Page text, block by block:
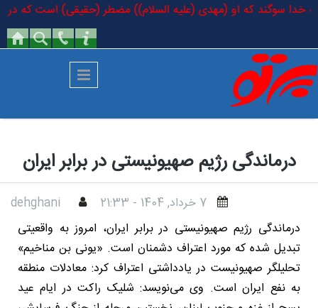
رفتن به محتوای اصلی
به خدا سوگند که او (مهدی (علیه السلام)) مضطر (حقیقی) است که در
درماندگی رژیم صهیونیستی در برابر ایران
7 خرداد, 1404 - 21:33
dehghani
درماندگی رژیم صهیونیستی در برابر ایران، امروز به واقعیتی
تبدیل شده که مورد اعتراف دشمنان است. «یونی بن مناخیم»
تحلیلگر صهیونیست در یادداشتی اعتراف کرد: معادلات منطقه
به نفع ایران است. وی می‌نویسد: شلیک راکت در ایام عید